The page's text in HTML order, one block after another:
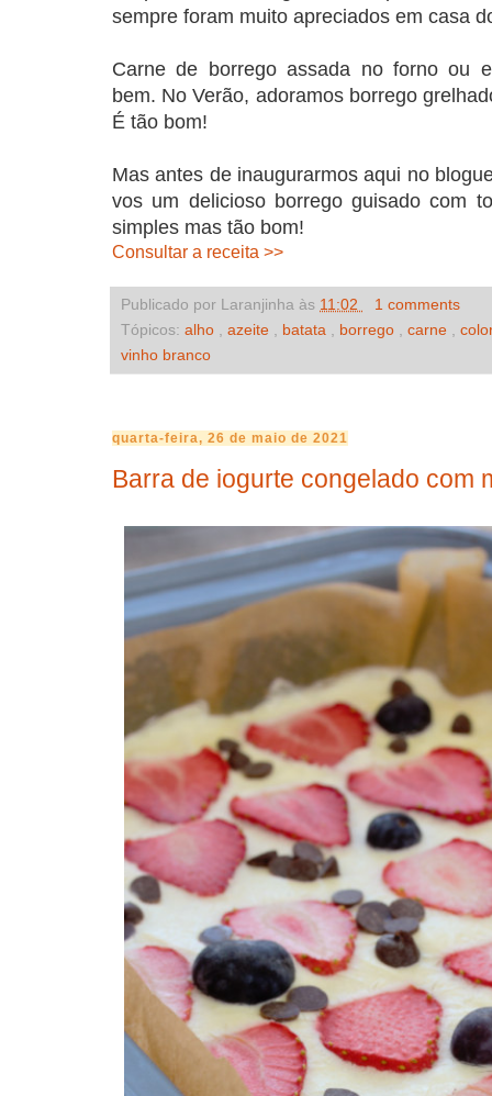
sempre foram muito apreciados em casa
Carne de borrego assada no forno ou
bem. No Verão, adoramos borrego
É tão bom!
Mas antes de inaugurarmos aqui no
vos um delicioso borrego guisado com
simples mas tão bom!
Consultar a receita >>
Publicado por Laranjinha às 11:02
1 comments
Tópicos: alho azeite batata borrego carne
vinho branco
quarta-feira, 26 de maio de 2021
Barra de iogurte congelado com